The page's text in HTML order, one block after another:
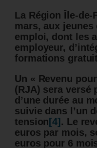
La Région Île-
mars, aux jeunes
emploi, dont les
employeur,
formations
Un « Revenu
(RJA) sera versé
d’une durée au
suivie dans l’un
tension [4] . Le
euros par mois,
euros pour 6